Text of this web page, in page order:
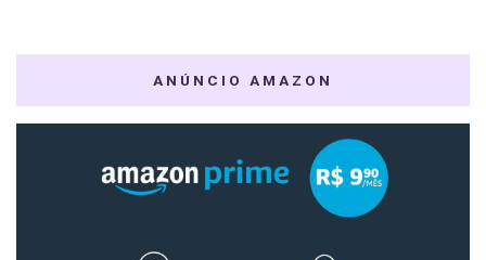
ANÚNCIO AMAZON